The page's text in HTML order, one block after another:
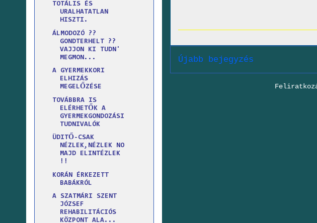
Újabb bejegyzés
TOTÁLIS ÉS
URALHATATLAN
HISZTI.
ÁLMODOZÓ ??
GONDTERHELT ??
VAJJON KI TUDN'
MEGMON...
A GYERMEKKORI
ELHIZÁS
MEGELŐZÉSE
TOVÁBBRA IS
ELÉRHETŐK A
GYERMEKGONDOZÁSI
TUDNIVALÓK
ÜDITŐ-CSAK
NÉZLEK,NÉZLEK NO
MAJD ELINTÉZLEK
!!
KORÁN ÉRKEZETT
BABÁKRÓL
A SZATMÁRI SZENT
JÓZSEF
REHABILITÁCIÓS
KÖZPONT ALA...